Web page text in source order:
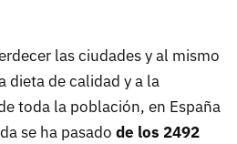
las ciudades y al mismo
dieta de calidad y a la
toda la población, en España
se ha pasado de los 2492